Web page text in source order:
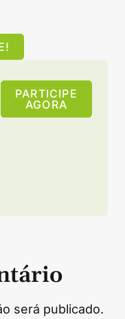
PARTICIPE
AGORA
será publicado.